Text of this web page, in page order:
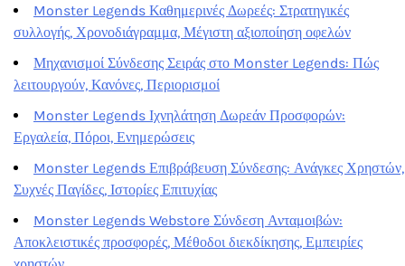
Monster Legends Καθημερινές Δωρεές: Στρατηγικές
συλλογής, Χρονοδιάγραμμα, Μέγιστη αξιοποίηση οφελών
Μηχανισμοί Σύνδεσης Σειράς στο Monster Legends: Πώς
λειτουργούν, Κανόνες, Περιορισμοί
Monster Legends Ιχνηλάτηση Δωρεάν Προσφορών:
Εργαλεία, Πόροι, Ενημερώσεις
Monster Legends Επιβράβευση Σύνδεσης: Ανάγκες Χρηστών,
Συχνές Παγίδες, Ιστορίες Επιτυχίας
Monster Legends Webstore Σύνδεση Ανταμοιβών:
Αποκλειστικές προσφορές, Μέθοδοι διεκδίκησης, Εμπειρίες